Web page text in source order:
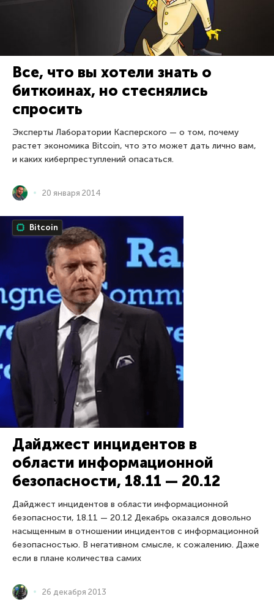
Все, что вы хотели знать о
биткоинах, но стеснялись
спросить
Эксперты Лаборатории Касперского — о том, почему
растет экономика Bitcoin, что это может дать лично вам,
и каких киберпреступлений опасаться.
20 января 2014
Bitcoin
Дайджест инцидентов в
области информационной
безопасности, 18.11 — 20.12
Дайджест инцидентов в области информационной
безопасности, 18.11 — 20.12 Декабрь оказался довольно
насыщенным в отношении инцидентов с информационной
безопасностью. В негативном смысле, к сожалению. Даже
если в плане количества самих
26 декабря 2013